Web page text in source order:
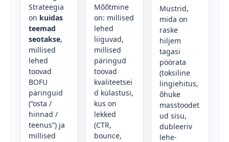
Strateegia
on kuidas
teemad
seotakse,
millised
lehed
toovad
BOFU
päringuid
(“osta /
hinnad /
teenus”) ja
millised
Mõõtmine
on: millised
lehed
liiguvad,
millised
päringud
toovad
kvaliteetsei
d külastusi,
kus on
lekked
(CTR,
bounce,
Mustrid,
mida on
raske
hiljem
tagasi
pöörata
(toksiline
lingiehitus,
õhuke
masstoodet
ud sisu,
dubleeriv
lehe-